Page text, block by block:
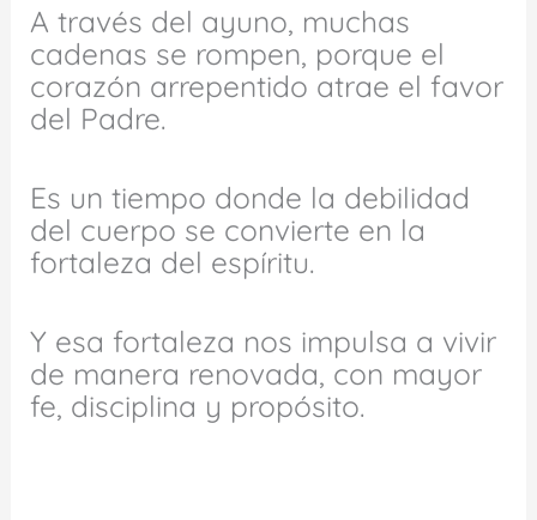
A través del ayuno, muchas
cadenas se rompen, porque el
corazón arrepentido atrae el favor
del Padre.
Es un tiempo donde la debilidad
del cuerpo se convierte en la
fortaleza del espíritu.
Y esa fortaleza nos impulsa a vivir
de manera renovada, con mayor
fe, disciplina y propósito.